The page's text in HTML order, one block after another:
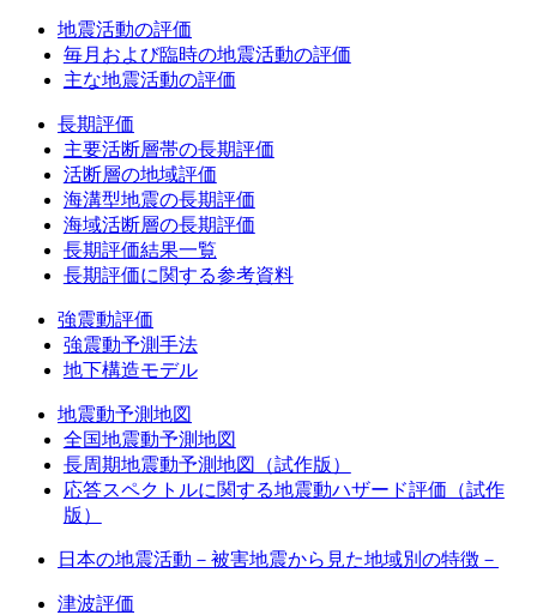
地震活動の評価
毎月および臨時の地震活動の評価
主な地震活動の評価
長期評価
主要活断層帯の長期評価
活断層の地域評価
海溝型地震の長期評価
海域活断層の長期評価
長期評価結果一覧
長期評価に関する参考資料
強震動評価
強震動予測手法
地下構造モデル
地震動予測地図
全国地震動予測地図
長周期地震動予測地図（試作版）
応答スペクトルに関する地震動ハザード評価（試作
版）
日本の地震活動－被害地震から見た地域別の特徴－
津波評価